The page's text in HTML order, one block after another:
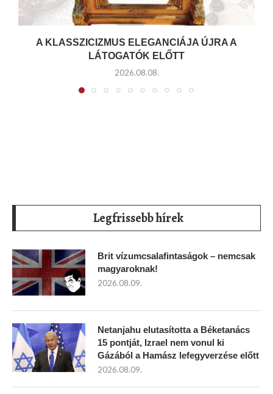
A KLASSZICIZMUS ELEGANCIÁJA ÚJRA A
LÁTOGATÓK ELŐTT
2026.08.08.
Legfrissebb hírek
Brit vízumcsalafintaságok – nemcsak
magyaroknak!
2026.08.09.
Netanjahu elutasította a Béketanács
15 pontját, Izrael nem vonul ki
Gázából a Hamász lefegyverzése előtt
2026.08.09.